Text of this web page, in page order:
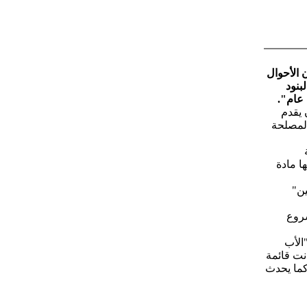
عام".
يقدم
مادة
قائمة
يحدث